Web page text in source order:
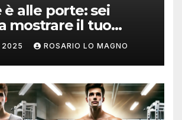
è alle porte: sei
mostrare il tuo
piatto?
2025 ROSARIO LO MAGNO